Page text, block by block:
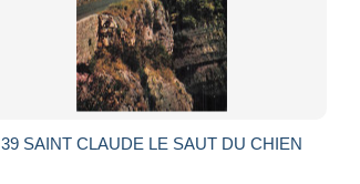
39 SAINT CLAUDE LE SAUT DU CHIEN